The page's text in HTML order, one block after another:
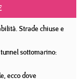
Strade chiuse e
sottomarino:
ecco dove